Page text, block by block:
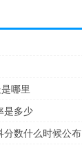
哪里
是多少
分数什么时候公布